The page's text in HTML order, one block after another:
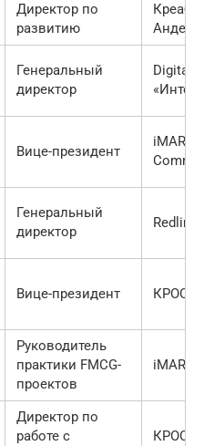
Директор по
развитию
Креаб
Генеральный
директор
Digital-
Вице-президент
iMARS
Генеральный
директор
Redline
Вице-президент КРОС
Руководитель
практики FMCG-
проектов
iMARS
Директор по
работе с
КРОС